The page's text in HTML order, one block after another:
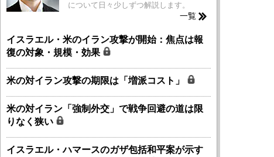
について日々少しずつ解説します。
一覧
イスラエル・米のイラン攻撃が開始：焦点は報
復の対象・規模・効果
米の対イラン攻撃の期限は「増派コスト」
米の対イラン「強制外交」で戦争回避の道は限
りなく狭い
イスラエル・ハマースのガザ包括和平案が示す